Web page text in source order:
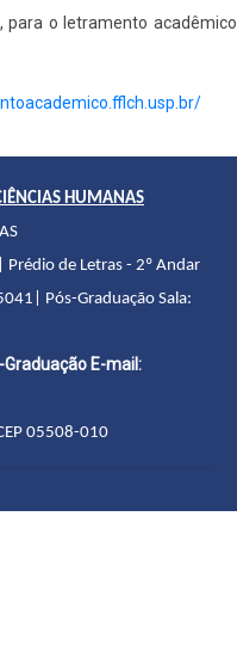
para o letramento acadêmico
HUMANAS
de Letras - 2º Andar
Pós-Graduação Sala:
Graduação E-mail:
05508-010